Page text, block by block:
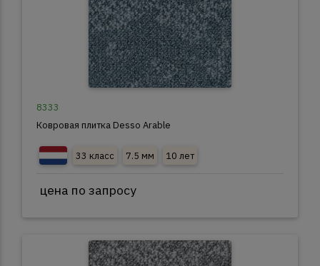
8333
Ковровая плитка Desso Arable
33 класс 7.5 мм 10 лет
цена по запросу